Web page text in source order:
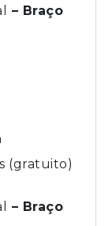
– Braço
(gratuito)
– Braço